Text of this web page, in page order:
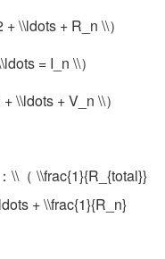
\\ldots + R_n \\）
= I_n \\）
\\ldots + V_n \\）
\\（ \\frac{1}{R_{total}}
+ \\frac{1}{R_n}